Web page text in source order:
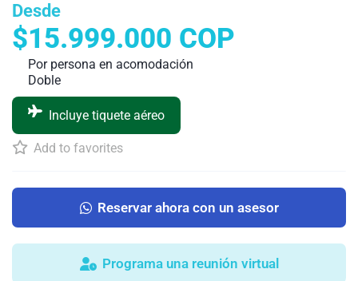
Desde
$15.999.000 COP
Por persona en acomodación
Doble
Incluye tiquete aéreo
Add to favorites
Reservar ahora con un asesor
Programa una reunión virtual